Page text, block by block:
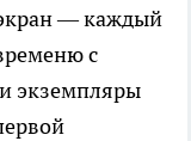
— каждый
с
экземпляры